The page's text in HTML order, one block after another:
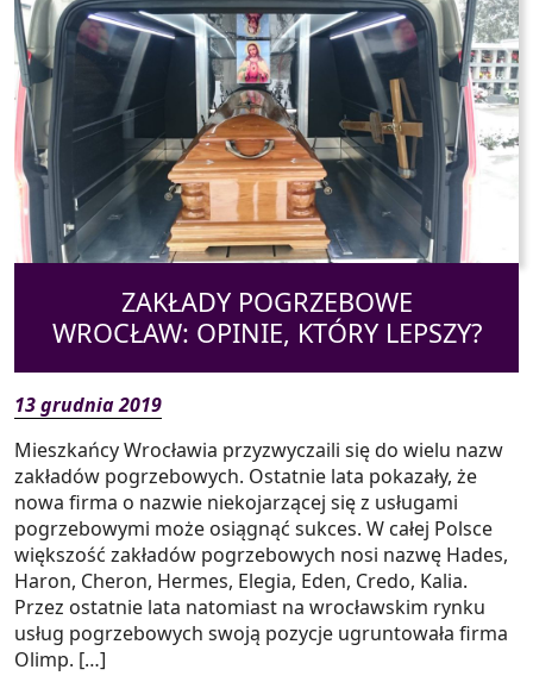
ZAKŁADY POGRZEBOWE
WROCŁAW: OPINIE, KTÓRY LEPSZY?
13 grudnia 2019
Mieszkańcy Wrocławia przyzwyczaili się do wielu nazw
zakładów pogrzebowych. Ostatnie lata pokazały, że
nowa firma o nazwie niekojarzącej się z usługami
pogrzebowymi może osiągnąć sukces. W całej Polsce
większość zakładów pogrzebowych nosi nazwę Hades,
Haron, Cheron, Hermes, Elegia, Eden, Credo, Kalia.
Przez ostatnie lata natomiast na wrocławskim rynku
usług pogrzebowych swoją pozycje ugruntowała firma
Olimp. […]